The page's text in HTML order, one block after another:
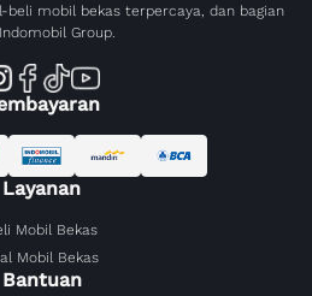
beli mobil bekas terpercaya, dan bagian
Group.
Layanan
Mobil Bekas
Mobil Bekas
Bantuan